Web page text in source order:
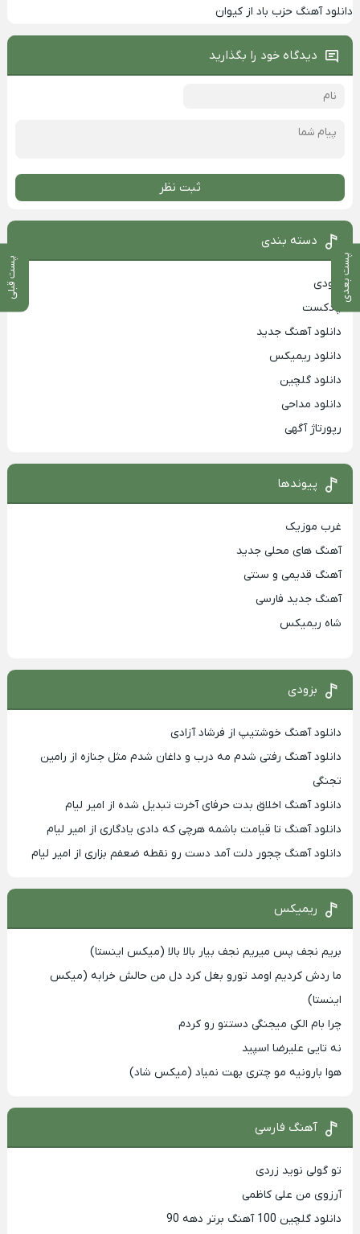
پست بعدی پست قبلی
دانلود آهنگ حزب باد از کیوان
دیدگاه خود را بگذارید
ثبت نظر
دسته بندی
بزودی
پادکست
دانلود آهنگ جدید
دانلود ریمیکس
دانلود گلچین
دانلود مداحی
رپورتاژ آگهی
پیوندها
غرب موزیک
آهنگ های محلی جدید
آهنگ قدیمی و سنتی
آهنگ جدید فارسی
شاه ریمیکس
بزودی
دانلود آهنگ خوشتیپ از فرشاد آزادی
دانلود آهنگ رفتی شدم مه درب و داغان شدم مثل جنازه از رامین
تجنگی
دانلود آهنگ اخلاق بدت حرفای آخرت تبدیل شده از امیر لیام
دانلود آهنگ تا قیامت باشمه هرچی که دادی یادگاری از امیر لیام
دانلود آهنگ چجور دلت آمد دست رو نقطه ضعفم بزاری از امیر لیام
ریمیکس
بریم نجف پس میریم نجف بیار بالا بالا (میکس اینستا)
ما ردش کردیم اومد تورو بغل کرد دل من حالش خرابه (میکس
اینستا)
چرا بام الکی میجنگی دستتو رو کردم
نه تایی علیرضا اسپید
هوا بارونیه مو چتری بهت نمیاد (میکس شاد)
آهنگ فارسی
تو گولی نوید زردی
آرزوی من علی کاظمی
دانلود گلچین 100 آهنگ برتر دهه 90